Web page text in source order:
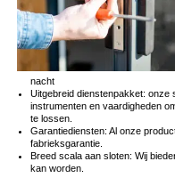
nacht
Uitgebreid dienstenpakket:
instrumenten en vaardigheden
te lossen.
Garantiediensten: Al onze
fabrieksgarantie.
Breed scala aan sloten: Wij
kan worden.